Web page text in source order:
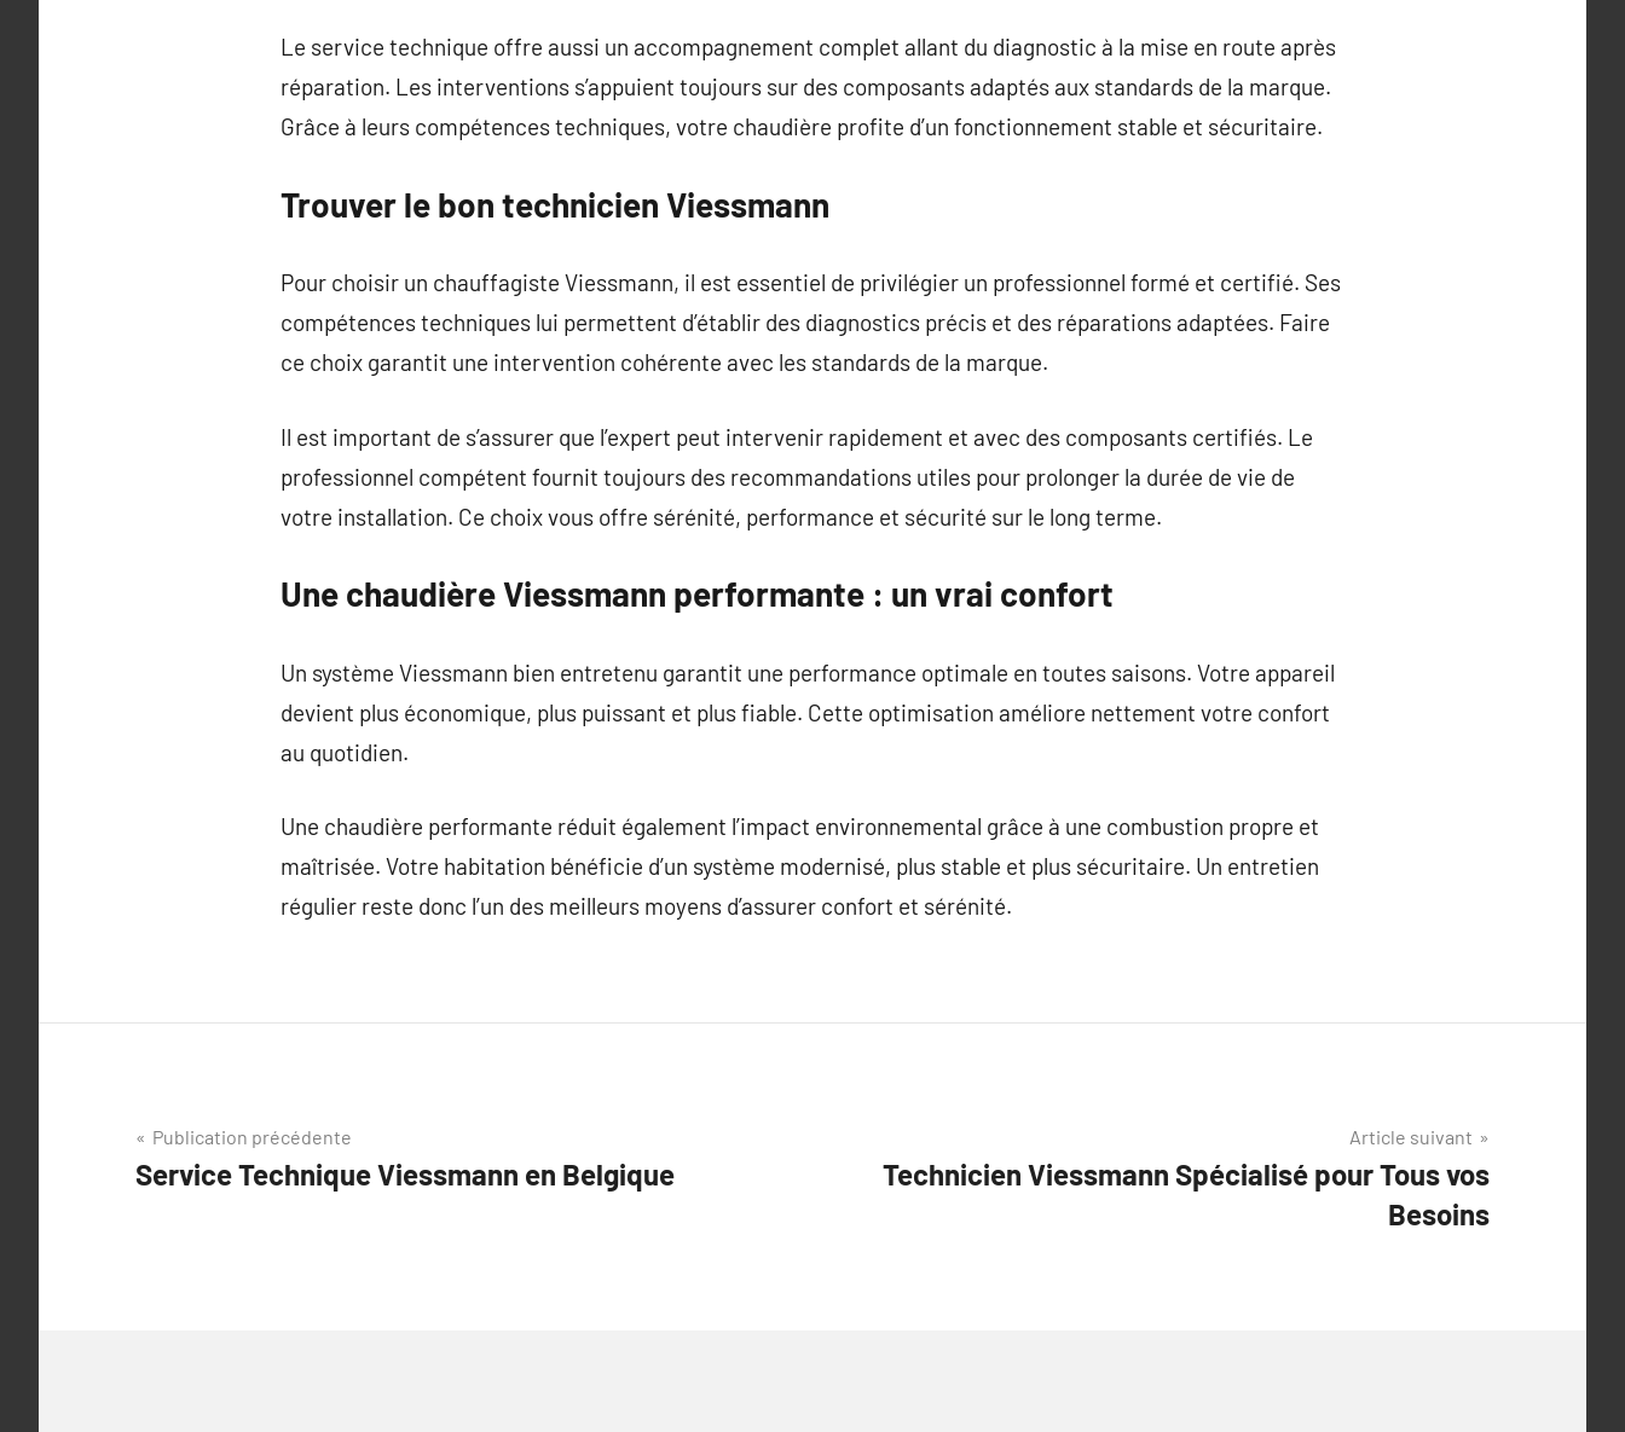
Le service technique offre aussi un accompagnement complet allant du diagnostic à la mise en route après
réparation. Les interventions s’appuient toujours sur des composants adaptés aux standards de la marque.
Grâce à leurs compétences techniques, votre chaudière profite d’un fonctionnement stable et sécuritaire.
Trouver le bon technicien Viessmann
Pour choisir un chauffagiste Viessmann, il est essentiel de privilégier un professionnel formé et certifié. Ses
compétences techniques lui permettent d’établir des diagnostics précis et des réparations adaptées. Faire
ce choix garantit une intervention cohérente avec les standards de la marque.
Il est important de s’assurer que l’expert peut intervenir rapidement et avec des composants certifiés. Le
professionnel compétent fournit toujours des recommandations utiles pour prolonger la durée de vie de
votre installation. Ce choix vous offre sérénité, performance et sécurité sur le long terme.
Une chaudière Viessmann performante : un vrai confort
Un système Viessmann bien entretenu garantit une performance optimale en toutes saisons. Votre appareil
devient plus économique, plus puissant et plus fiable. Cette optimisation améliore nettement votre confort
au quotidien.
Une chaudière performante réduit également l’impact environnemental grâce à une combustion propre et
maîtrisée. Votre habitation bénéficie d’un système modernisé, plus stable et plus sécuritaire. Un entretien
régulier reste donc l’un des meilleurs moyens d’assurer confort et sérénité.
Navigation
de
Publication précédente
Service Technique Viessmann en Belgique
Article suivant
Technicien Viessmann Spécialisé pour Tous vos
Besoins